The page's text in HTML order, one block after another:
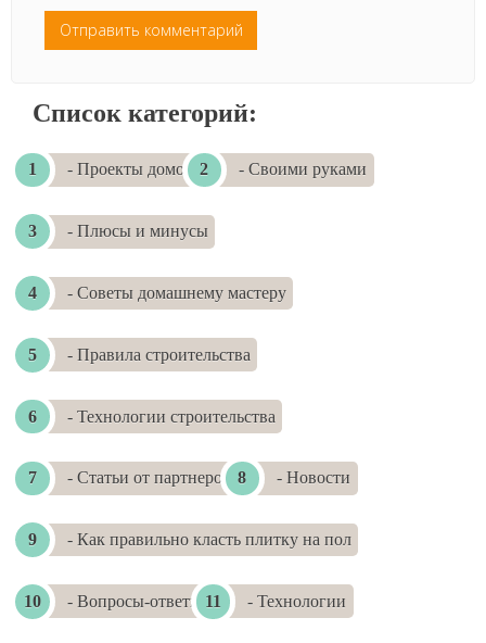
Список категорий:
- Проекты домов - Своими руками
- Плюсы и минусы
- Советы домашнему мастеру
- Правила строительства
- Технологии строительства
- Статьи от партнеров - Новости
- Как правильно класть плитку на пол
- Вопросы-ответы - Технологии